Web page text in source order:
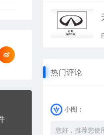
热门评论
小图：
您好，推荐您使